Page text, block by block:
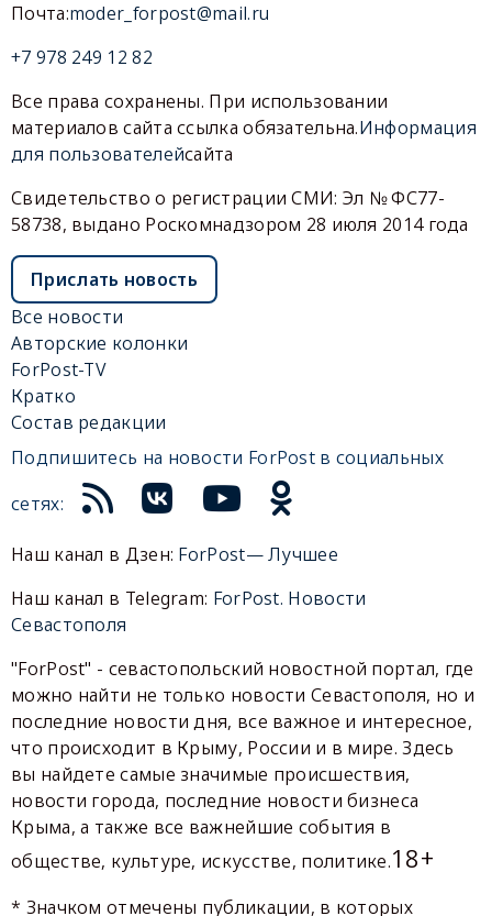
Почта:moder_forpost@mail.ru
+7 978 249 12 82
Все права сохранены. При использовании
материалов сайта ссылка обязательна.Информация
для пользователейсайта
Свидетельство о регистрации СМИ: Эл № ФС77-
58738, выдано Роскомнадзором 28 июля 2014 года
Прислать новость
Все новости
Авторские колонки
ForPost-TV
Кратко
Состав редакции
Подпишитесь на новости ForPost в социальных
сетях:
Наш канал в Дзен: ForPost— Лучшее
Наш канал в Telegram: ForPost. Новости
Севастополя
"ForPost" - севастопольский новостной портал, где
можно найти не только новости Севастополя, но и
последние новости дня, все важное и интересное,
что происходит в Крыму, России и в мире. Здесь
вы найдете самые значимые происшествия,
новости города, последние новости бизнеса
Крыма, а также все важнейшие события в
обществе, культуре, искусстве, политике.18+
* Значком отмечены публикации, в которых